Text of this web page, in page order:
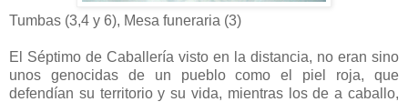
Tumbas (3,4 y 6), Mesa funeraria (3)
El Séptimo de Caballería visto en la distancia, no eran sino
unos genocidas de un pueblo como el piel roja, que
defendían su territorio y su vida, mientras los de a caballo,